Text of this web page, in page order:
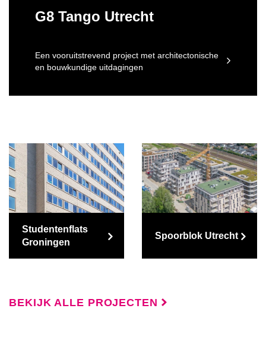
G8 Tango Utrecht
Een vooruitstrevend project met architectonische
en bouwkundige uitdagingen
BEKIJK ALLE PROJECTEN
Studentenflats
Groningen
Spoorblok Utrecht